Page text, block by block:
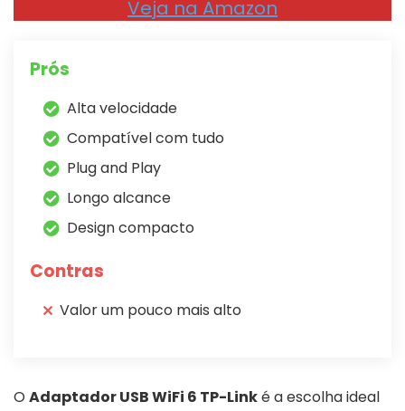
Veja na Amazon
Prós
Alta velocidade
Compatível com tudo
Plug and Play
Longo alcance
Design compacto
Contras
Valor um pouco mais alto
O Adaptador USB WiFi 6 TP-Linké a escolha ideal